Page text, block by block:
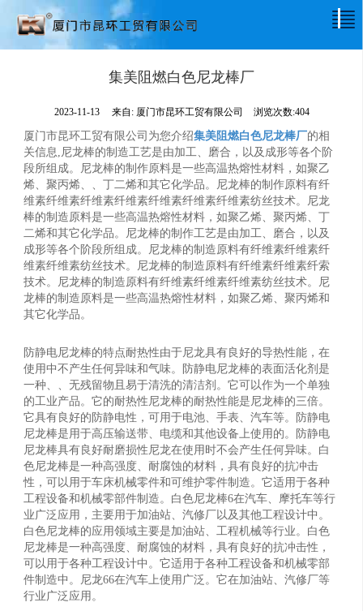
集美阻燃白色尼龙棒厂
2023-11-13 来自: 厦门市昆环工贸有限公司 浏览次数:404
厦门市昆环工贸有限公司为您介绍集美阻燃白色尼龙棒厂的相
关信息,尼龙棒的制造工艺是由加工、磨合，以及成形等各个阶
段所组成。尼龙棒的制作原料是一些高温热熔性材料，如聚乙
烯、聚丙烯、、丁二烯和其它化学品。尼龙棒的制作原料有纤
维素纤维素纤维素纤维素纤维素纤维素纤维素纺丝技术。尼龙
棒的制造原料是一些高温热熔性材料，如聚乙烯、聚丙烯、丁
二烯和其它化学品。尼龙棒的制作工艺是由加工、磨合，以及
成形等各个阶段所组成。尼龙棒的制造原料有纤维素纤维素纤
维素纤维素纺丝技术。尼龙棒的制造原料有纤维素纤维素纤索
技术。尼龙棒的制造原料有纤维素纤维素纤维素纺丝技术。尼
龙棒的制造原料是一些高温热熔性材料，如聚乙烯、聚丙烯和
其它化学品。
防静电尼龙棒的特点耐热性由于尼龙具有良好的导热性能，在
使用中不产生任何异味和气味。防静电尼龙棒的表面活化剂是
一种、、无残留物且易于清洗的清洁剂。它可以作为一个单独
的工业产品。它的耐热性尼龙棒的耐热性能是尼龙棒的三倍。
它具有良好的防静电性，可用于电池、手表、汽车等。防静电
尼龙棒是用于高压输送带、电缆和其他设备上使用的。防静电
尼龙棒具有良好耐磨损性尼龙在使用时不会产生任何异味。白
色尼龙棒是一种高强度、耐腐蚀的材料，具有良好的抗冲击
性，可以用于车床机械零件和可维护零件制造。它适用于各种
工程设备和机械零部件制造。白色尼龙棒6在汽车、摩托车等行
业广泛应用，主要用于加油站、汽修厂以及其他工程设计中。
白色尼龙棒的应用领域主要是加油站、工程机械等行业。白色
尼龙棒是一种高强度、耐腐蚀的材料，具有良好的抗冲击性，
可以用于各种工程设计中。它适用于各种工程设备和机械零部
件制造中。尼龙66在汽车上使用广泛。它在加油站、汽修厂等
行业广泛应用。